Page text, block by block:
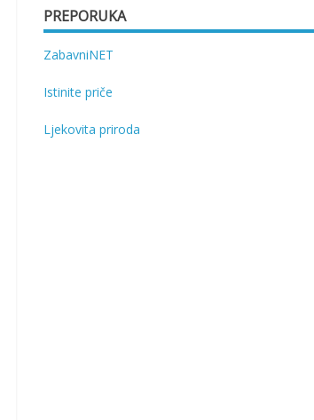
PREPORUKA
ZabavniNET
Istinite priče
Ljekovita priroda